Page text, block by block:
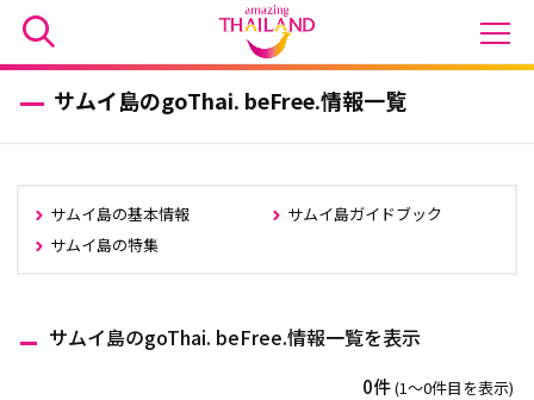
サムイ島のgoThai. beFree.情報一覧
サムイ島の基本情報
サムイ島ガイドブック
サムイ島の特集
サムイ島のgoThai. beFree.情報一覧を表示
0件(1〜0件目を表示)